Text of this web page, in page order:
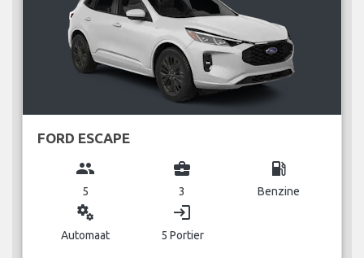
FORD ESCAPE
group
5
business_center
3
local_gas_station
Benzine
miscellaneous_services
Automaat
login
5 Portier